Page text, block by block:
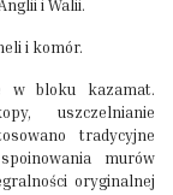
i Walii.
i komór.
w bloku kazamat.
uszczelnianie
tradycyjne
murów
oryginalnej